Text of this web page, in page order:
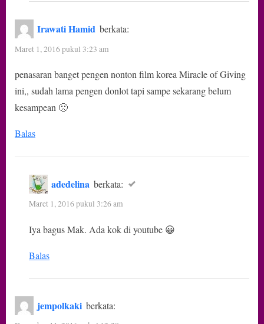
Irawati Hamid berkata:
Maret 1, 2016 pukul 3:23 am
penasaran banget pengen nonton film korea Miracle of Giving
ini,, sudah lama pengen donlot tapi sampe sekarang belum
kesampean 🙁
Balas
adedelina berkata:
Maret 1, 2016 pukul 3:26 am
Iya bagus Mak. Ada kok di youtube 😀
Balas
jempolkaki berkata: